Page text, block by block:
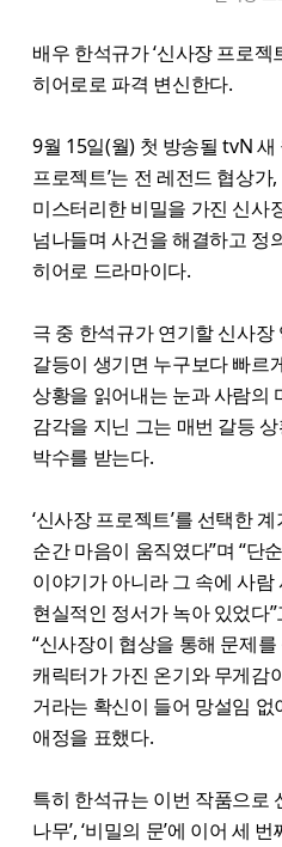
배우 한석규가 ‘신사장 프로젝
히어로로 파격 변신한다.
9월 15일(월) 첫 방송될 tvN 새
프로젝트’는 전 레전드 협상
미스터리한 비밀을 가진 신사
넘나들며 사건을 해결하고 정
히어로 드라마이다.
극 중 한석규가 연기할 신사
갈등이 생기면 누구보다 빠르
상황을 읽어내는 눈과 사람의
감각을 지닌 그는 매번 갈등
박수를 받는다.
‘신사장 프로젝트’를 선택한
순간 마음이 움직였다”며 “단
이야기가 아니라 그 속에 사
현실적인 정서가 녹아 있었다
“신사장이 협상을 통해 문제
캐릭터가 가진 온기와 무게감
거라는 확신이 들어 망설임 없
애정을 표했다.
특히 한석규는 이번 작품으로
나무’, ‘비밀의 문’에 이어 세